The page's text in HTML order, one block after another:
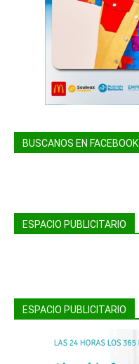
BUSCANOS EN FACEBOOK
ESPACIO PUBLICITARIO
ESPACIO PUBLICITARIO